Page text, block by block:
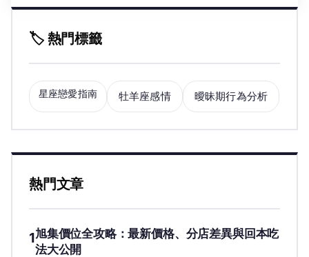
🏷️ 熱門標籤
星座戀愛指南 牡羊座感情 曖昧期行為分析
熱門文章
1旭集價位全攻略：最新價格、分店差異與回本吃
法大公開